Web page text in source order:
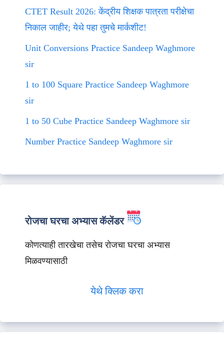
CTET Result 2026: केंद्रीय शिक्षक पात्रता परीक्षेचा
निकाल जाहीर; येथे पहा तुमचे मार्कशीट!
Unit Conversions Practice Sandeep Waghmore
sir
1 to 100 Square Practice Sandeep Waghmore
sir
1 to 50 Cube Practice Sandeep Waghmore sir
Number Practice Sandeep Waghmore sir
रोजचा घरचा अभ्यास कॅलेंडर
कोणत्याही तारखेचा तसेच रोजचा घरचा अभ्यास
मिळवण्यासाठी
येथे क्लिक करा